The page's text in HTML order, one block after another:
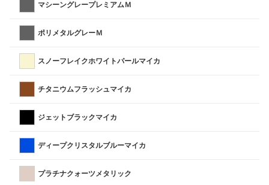
マシーングレープレミアムＭ
ポリメタルグレーＭ
スノーフレイクホワイトパールマイカ
チタニウムフラッシュマイカ
ジェットブラックマイカ
ディープクリスタルブルーマイカ
プラチナクォーツメタリック